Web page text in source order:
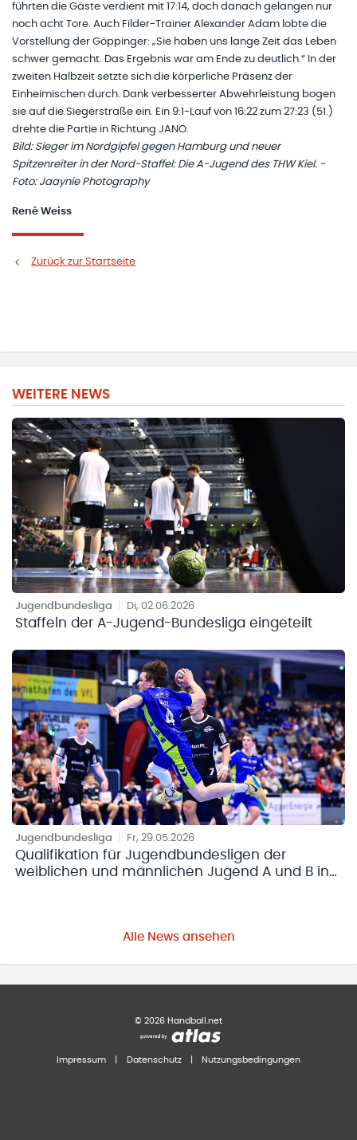
führten die Gäste verdient mit 17:14, doch danach gelangen nur
noch acht Tore. Auch Filder-Trainer Alexander Adam lobte die
Vorstellung der Göppinger: „Sie haben uns lange Zeit das Leben
schwer gemacht. Das Ergebnis war am Ende zu deutlich.“ In der
zweiten Halbzeit setzte sich die körperliche Präsenz der
Einheimischen durch. Dank verbesserter Abwehrleistung bogen
sie auf die Siegerstraße ein. Ein 9:1-Lauf von 16:22 zum 27:23 (51.)
drehte die Partie in Richtung JANO.
Bild: Sieger im Nordgipfel gegen Hamburg und neuer
Spitzenreiter in der Nord-Staffel: Die A-Jugend des THW Kiel. -
Foto: Jaaynie Photography
René Weiss
Zurück zur Startseite
WEITERE NEWS
Jugendbundesliga Di, 02.06.2026
Staffeln der A-Jugend-Bundesliga eingeteilt
Jugendbundesliga Fr, 29.05.2026
Qualifikation für Jugendbundesligen der
weiblichen und männlichen Jugend A und B in
Alle News ansehen
© 2026 Handball.net
Impressum Datenschutz Nutzungsbedingungen